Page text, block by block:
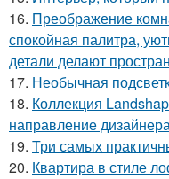
16. Преображение
спокойная палитра,
детали делают
17. Необычная
18. Коллекция
направление
19. Три самых
20. Квартира в стиле